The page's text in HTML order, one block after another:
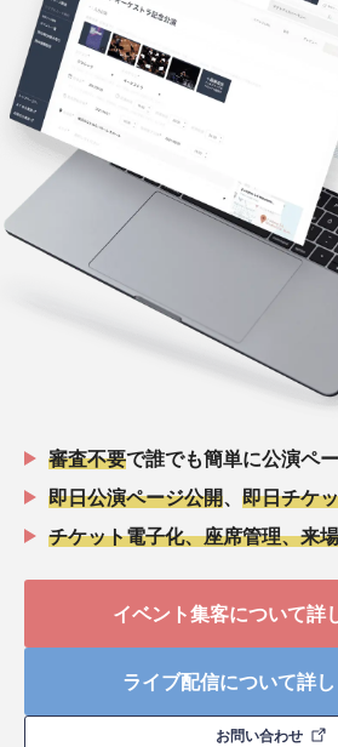
審査不要で誰でも簡単に公演ペ
即日公演ページ公開
即日チケ
チケット電子化、座席管理、来
イベント集客について詳
ライブ配信について詳
お問い合わせ